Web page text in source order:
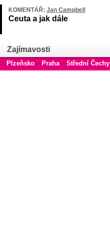
KOMENTÁŘ: Jan Campbell
Ceuta a jak dále
Zajímavosti
Plzeňsko Praha
Střední Čechy